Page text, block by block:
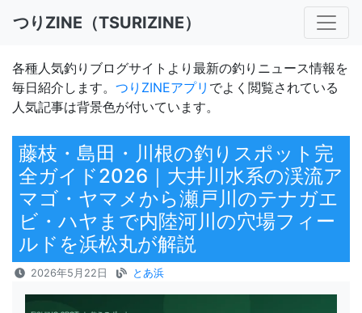
つりZINE（TSURIZINE）
各種人気釣りブログサイトより最新の釣りニュース情報を
毎日紹介します。 つりZINEアプリ でよく閲覧されている
人気記事は背景色が付いています。
藤枝・島田・川根の釣りスポット完
全ガイド2026｜大井川水系の渓流ア
マゴ・ヤマメから瀬戸川のテナガエ
ビ・ハヤまで内陸河川の穴場フィー
ルドを浜松丸が解説
2026年5月22日 とあ浜